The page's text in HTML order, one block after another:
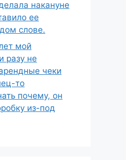
накануне
ее
слове.
мой
разу не
чеки
то
почему, он
из-под